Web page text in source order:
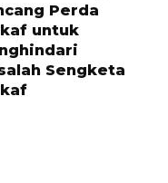
Perda
untuk
Sengketa